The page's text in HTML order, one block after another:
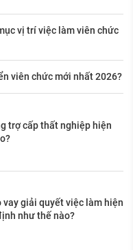
vị trí việc làm viên chức
viên chức mới nhất 2026?
trợ cấp thất nghiệp hiện
vay giải quyết việc làm hiện
như thế nào?